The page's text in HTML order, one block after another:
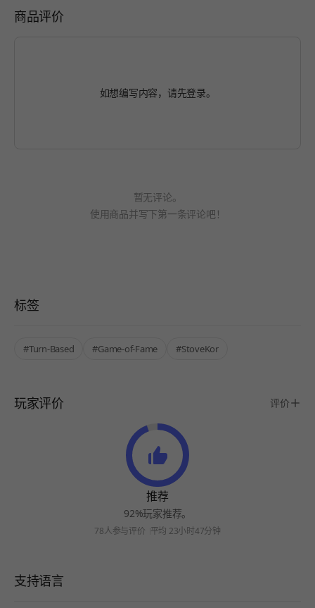
商品评价
如想编写内容，请先登录。
暂无评论。
使用商品并写下第一条评论吧！
标签
#Turn-Based #Game-of-Fame #StoveKor
玩家评价 评价
推荐
92%玩家推荐。
78人参与评价 平均 23小时47分钟
支持语言